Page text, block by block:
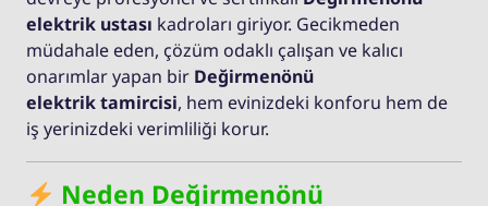
elektrik ustası kadroları giriyor. Gecikmeden
müdahale eden, çözüm odaklı çalışan ve kalıcı
onarımlar yapan bir Değirmenönü
elektrik tamircisi, hem evinizdeki konforu hem de
iş yerinizdeki verimliliği korur.
Neden Değirmenönü